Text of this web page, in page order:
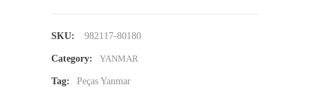
SKU: 982117-80180
Category: YANMAR
Tag: Peças Yanmar